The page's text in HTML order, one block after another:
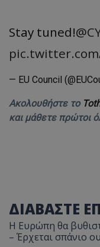
Stay tuned!
— EU Council
Ακολουθήστε το
και μάθετε πρώτοι
ΔΙΑΒΑΣΤΕ
Η Ευρώπη θα
– Έρχεται σπάνιο